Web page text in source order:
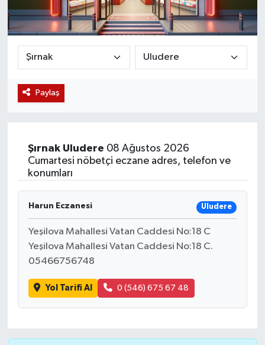
Paylaş
Şırnak Uludere 08 Ağustos 2026
Cumartesi nöbetçi eczane adres, telefon ve
konumları
Harun Eczanesi Uludere
Yeşilova Mahallesi Vatan Caddesi No:18 C
Yeşilova Mahallesi Vatan Caddesi No:18 C.
05466756748
Yol Tarifi Al 0 (546) 675 67 48
Magazin
Etkinlikler